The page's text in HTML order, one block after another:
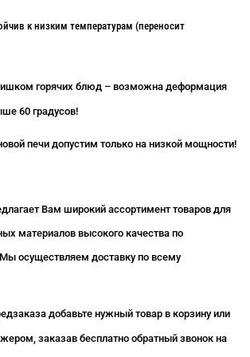
к низким температурам (переносит
горячих блюд – возможна деформация
60 градусов!
печи допустим только на низкой мощности!
Вам широкий ассортимент товаров для
материалов высокого качества по
осуществляем доставку по всему
добавьте нужный товар в корзину или
заказав бесплатно обратный звонок на